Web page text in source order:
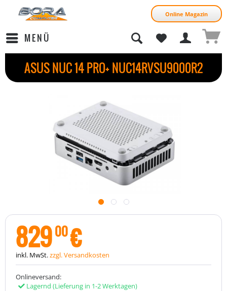
Online Magazin
MENÜ
ASUS NUC 14 PRO+ NUC14RVSU9000R2
82900€
inkl. MwSt.zzgl. Versandkosten
Onlineversand:
Lagernd (Lieferung in 1-2 Werktagen)